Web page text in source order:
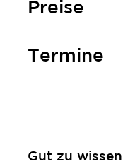
Preise
Termine
Gut zu wissen